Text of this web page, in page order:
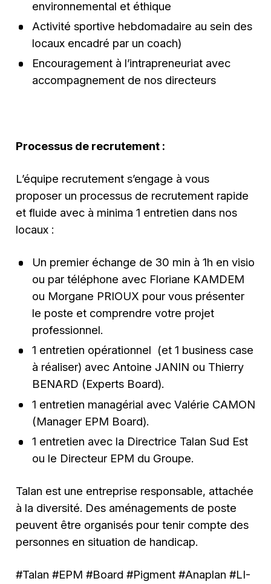
environnemental et éthique
Activité sportive hebdomadaire au sein des
locaux encadré par un coach)
Encouragement à l’intrapreneuriat avec
accompagnement de nos directeurs
Processus de recrutement :
L’équipe recrutement s’engage à vous
proposer un processus de recrutement rapide
et fluide avec à minima 1 entretien dans nos
locaux :
Un premier échange de 30 min à 1h en visio
ou par téléphone avec Floriane KAMDEM
ou Morgane PRIOUX pour vous présenter
le poste et comprendre votre projet
professionnel.
1 entretien opérationnel (et 1 business case
à réaliser) avec Antoine JANIN ou Thierry
BENARD (Experts Board).
1 entretien managérial avec Valérie CAMON
(Manager EPM Board).
1 entretien avec la Directrice Talan Sud Est
ou le Directeur EPM du Groupe.
Talan est une entreprise responsable, attachée
à la diversité. Des aménagements de poste
peuvent être organisés pour tenir compte des
personnes en situation de handicap.
#Talan #EPM #Board #Pigment #Anaplan #LI-